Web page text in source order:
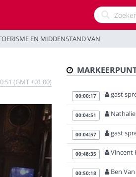
EN MIDDENSTAND VAN
(GMT +01:00)
00:00:17 gast
00:04:51 Nathalie
00:04:57 gast
00:48:35 Vincent
00:50:18 Ben